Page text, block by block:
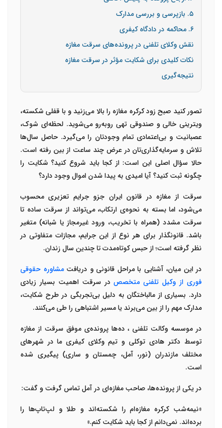
۵. بازپرسی و بررسی مدارک
۶. محاکمه در دادگاه کیفری
نقش وکلای تلفنی در پرونده‌های سرقت مغازه
نکات کلیدی برای شکایت مؤثر در سرقت مغازه
نتیجه‌گیری
تصور کنید صبح زود کرکره مغازه را بالا می‌زنید و با قفلی شکسته،
ویترینی خالی و صندوقی تهی روبه‌رو می‌شوید. لحظه‌ای شوک،
عصبانیت و بی‌اعتمادی تمام وجودتان را می‌گیرد. حاصل سال‌ها
تلاش و سرمایه‌گذاری‌تان در عرض چند ساعت از بین رفته است.
حالا سؤال اصلی این است: از کجا باید شروع کنید؟ شکایت را
چگونه ثبت کنید؟ آیا امیدی به پیدا شدن اموال وجود دارد؟
سرقت از مغازه در قانون ایران جزوجرایم تعزیریمحسوب
می‌شود، اما بسته به نحوه‌ی ارتکاب، می‌تواند از سرقت ساده تا
سرقت مشدد (همراه با تخریب، ورود غیرمجاز یا شبانه) متغیر
باشد. قانونگذار برای هر نوع از این جرایم، مجازات متفاوتی در
نظر گرفته است؛ از حبس کوتاه‌مدت تا چندین سال زندان.
در این میان، آشنایی با مراحل قانونی و دریافتمشاوره حقوقی
فوریاز وکیل تلفنی متخصصدر سرقت اهمیت بسیار زیادی
دارد. بسیاری از مالباختگان به دلیل بی‌تجربگی در طرح شکایت،
مدارک مهم را از بین می‌برند یا مسیر اشتباهی را طی می‌کنند.
در موسسه وکالت تلفنی ، ده‌ها پرونده‌ی موفق سرقت از مغازه
توسط دکتر هادی توکلی و تیم وکلای کیفری ما در شهرهای
مختلف مازندران (نور، آمل، چمستان و ساری) پیگیری شده
است.
در یکی از پرونده‌ها، صاحب مغازه‌ای در آمل تماس گرفت و گفت:
«نیمه‌شب کرکره مغازه‌ام را شکسته‌اند و طلا و لپ‌تاپ‌ها را
برده‌اند. نمی‌دانم از کجا باید شکایت کنم.»